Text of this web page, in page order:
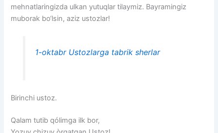
mehnatlaringizda ulkan yutuqlar tilaymiz. Bayramingiz
muborak bo‘lsin, aziz ustozlar!
1-oktabr Ustozlarga tabrik sherlar
Birinchi ustoz.
Qalam tutib qólimga ilk bor,